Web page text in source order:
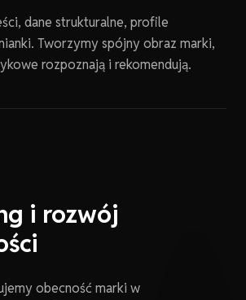
dane strukturalne, profile
Tworzymy spójny obraz marki,
rozpoznają i rekomendują.
i rozwój
obecność marki w